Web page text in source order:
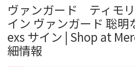
ヴァンガード ティモ
イン ヴァンガード 聡明
exs サイン | Shop at
細情報